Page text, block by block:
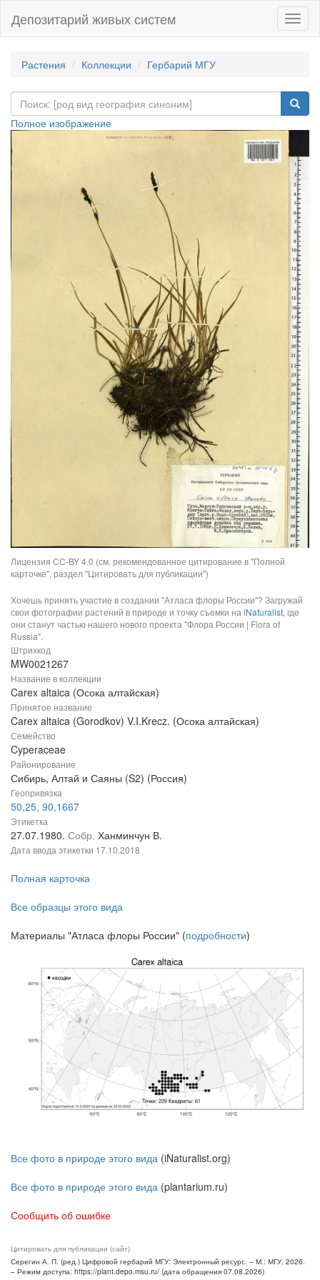
Депозитарий живых систем
Растения Коллекции Гербарий МГУ
Полное изображение
Лицензия CC-BY 4.0 (см. рекомендованное цитирование в "Полной
карточке", раздел "Цитировать для публикации")
Хочешь принять участие в создании "Атласа флоры России"? Загружай
свои фотографии растений в природе и точку съемки на iNaturalist, где
они станут частью нашего нового проекта "Флора России | Flora of
Russia".
Штрихкод
MW0021267
Название в коллекции
Carex altaica (Осока алтайская)
Принятое название
Carex altaica (Gorodkov) V.I.Krecz. (Осока алтайская)
Семейство
Cyperaceae
Районирование
Сибирь, Алтай и Саяны (S2) (Россия)
Геопривязка
50,25, 90,1667
Этикетка
27.07.1980. Собр. Ханминчун В.
Дата ввода этикетки 17.10.2018
Полная карточка
Все образцы этого вида
Материалы "Атласа флоры России" (подробности)
Все фото в природе этого вида (iNaturalist.org)
Все фото в природе этого вида (plantarium.ru)
Сообщить об ошибке
Цитировать для публикации (сайт)
Серегин А. П. (ред.) Цифровой гербарий МГУ: Электронный ресурс. – М.: МГУ, 2026.
– Режим доступа: https://plant.depo.msu.ru/ (дата обращения 07.08.2026)